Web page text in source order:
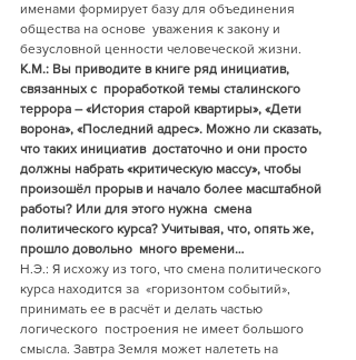
именами формирует базу для объединения
общества на основе  уважения к закону и
безусловной ценности человеческой жизни.
К.М.: Вы приводите в книге ряд инициатив,
связанных с  проработкой темы сталинского
террора – «История старой квартиры», «Дети
ворона», «Последний адрес». Можно ли сказать,
что таких инициатив  достаточно и они просто
должны набрать «критическую массу», чтобы
произошёл прорыв и начало более масштабной
работы? Или для этого нужна  смена
политического курса? Учитывая, что, опять же,
прошло довольно  много времени…
Н.Э.: Я исхожу из того, что смена политического
курса находится за  «горизонтом событий»,
принимать ее в расчёт и делать частью
логического  построения не имеет большого
смысла. Завтра Земля может налететь на